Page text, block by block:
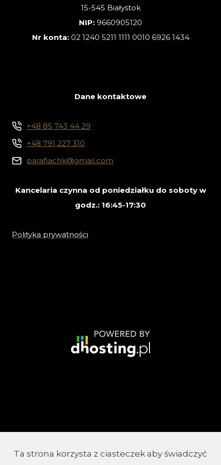
15-545 Białystok
NIP: 9660905120
Nr konta: 02 1240 5211 1111 0010 6926 1434
Dane kontaktowe
+48 85 743 44 29
+48 791 227 310
parafiachk@gmail.com
Kancelaria czynna od poniedziałku do soboty w
godz.: 16:45-17:30
Polityka prywatności
Ta strona korzysta z ciasteczek aby świadczyć